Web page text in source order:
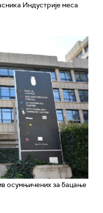
Индустрије меса
осумњичених за бацање